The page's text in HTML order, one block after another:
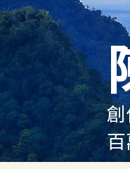
跳
至
主
容